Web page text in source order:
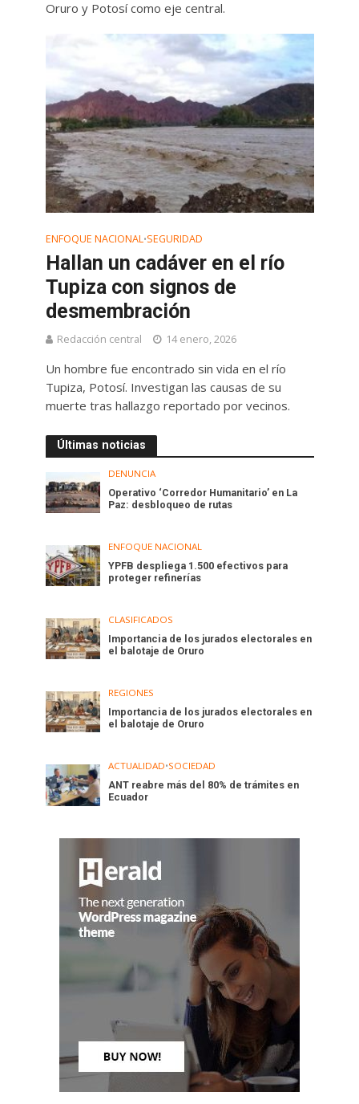
Oruro y Potosí como eje central.
ENFOQUE NACIONAL•SEGURIDAD
Hallan un cadáver en el río
Tupiza con signos de
desmembración
Redacción central 14 enero, 2026
Un hombre fue encontrado sin vida en el río
Tupiza, Potosí. Investigan las causas de su
muerte tras hallazgo reportado por vecinos.
Últimas noticias
DENUNCIA
Operativo ‘Corredor Humanitario’ en La
Paz: desbloqueo de rutas
ENFOQUE NACIONAL
YPFB despliega 1.500 efectivos para
proteger refinerías
CLASIFICADOS
Importancia de los jurados electorales en
el balotaje de Oruro
REGIONES
Importancia de los jurados electorales en
el balotaje de Oruro
ACTUALIDAD•SOCIEDAD
ANT reabre más del 80% de trámites en
Ecuador